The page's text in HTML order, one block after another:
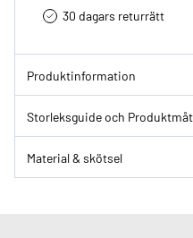
30 dagars returrätt­
Produktinformation
Storleksguide och
Material & skötsel